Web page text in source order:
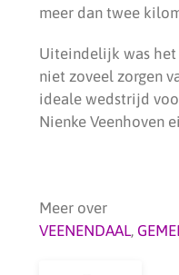
meer dan twee
Uiteindelijk was het
niet zoveel zorgen
ideale wedstrijd
Nienke Veenhoven
Meer over
VEENENDAAL,